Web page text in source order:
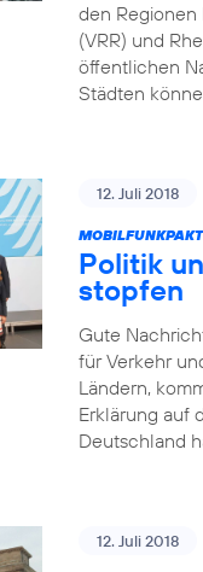
den Regionen
(VRR) und
öffentlichen
Städten
12. Juli 2018
Politik
stopfen
Gute
für Verkehr
Ländern,
Erklärung auf
Deutschland
12. Juli 2018